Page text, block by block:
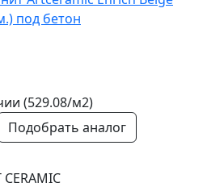
(529.08/м2)
Подобрать аналог